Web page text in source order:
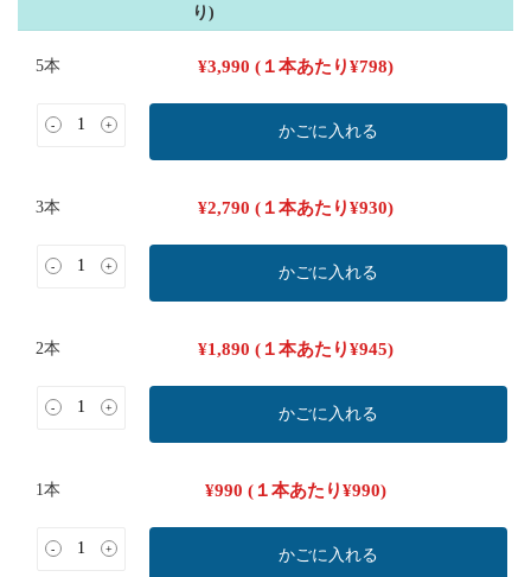
り)
5本 ¥3,990 (１本あたり¥798)
- + かごに入れる
3本 ¥2,790 (１本あたり¥930)
- + かごに入れる
2本 ¥1,890 (１本あたり¥945)
- + かごに入れる
1本 ¥990 (１本あたり¥990)
- + かごに入れる